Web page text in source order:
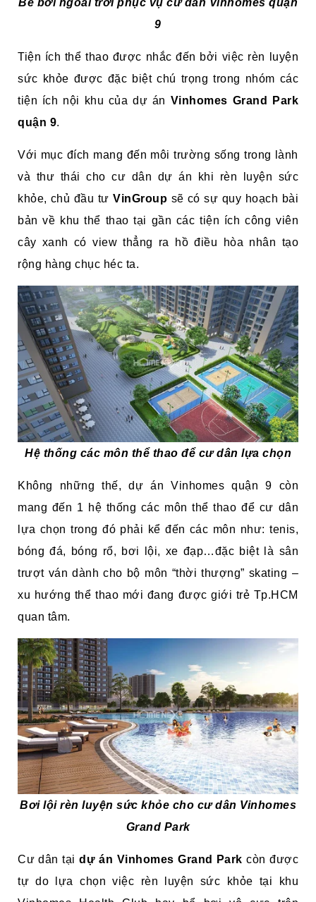
Bể bơi ngoài trời phục vụ cư dân Vinhomes quận
9
Tiện ích thể thao được nhắc đến bởi việc rèn luyện
sức khỏe được đặc biệt chú trọng trong nhóm các
tiện ích nội khu của dự án Vinhomes Grand Park
quận 9.
Với mục đích mang đến môi trường sống trong lành
và thư thái cho cư dân dự án khi rèn luyện sức
khỏe, chủ đầu tưVinGroup sẽ có sự quy hoạch bài
bản về khu thể thao tại gần các tiện ích công viên
cây xanh có view thẳng ra hồ điều hòa nhân tạo
rộng hàng chục héc ta.
Hệ thống các môn thể thao để cư dân lựa chọn
Không những thế, dự án Vinhomes quận 9 còn
mang đến 1 hệ thống các môn thể thao để cư dân
lựa chọn trong đó phải kể đến các môn như: tenis,
bóng đá, bóng rổ, bơi lội, xe đạp…đặc biệt là sân
trượt ván dành cho bộ môn “thời thượng” skating –
xu hướng thể thao mới đang được giới trẻ Tp.HCM
quan tâm.
Bơi lội rèn luyện sức khỏe cho cư dân Vinhomes
Grand Park
Cư dân tại dự án Vinhomes Grand Park còn được
tự do lựa chọn việc rèn luyện sức khỏe tại khu